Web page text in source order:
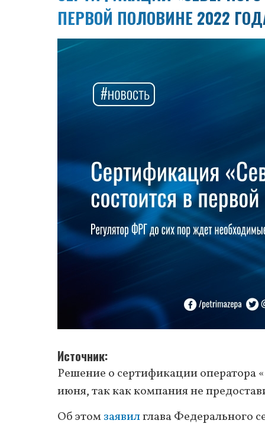
ПЕРВОЙ ПОЛОВИНЕ 2022
Источник
Решение о сертификации оператора
июня, так как компания не
Об этомзаявилглава Федерального